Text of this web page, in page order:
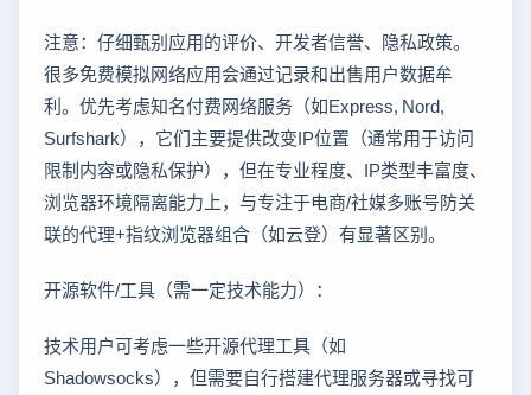
注意：仔细甄别应用的评价、开发者信誉、隐私政策。
很多免费模拟网络应用会通过记录和出售用户数据牟
利。优先考虑知名付费网络服务（如Express, Nord,
Surfshark），它们主要提供改变IP位置（通常用于访问
限制内容或隐私保护），但在专业程度、IP类型丰富度、
浏览器环境隔离能力上，与专注于电商/社媒多账号防关
联的代理+指纹浏览器组合（如云登）有显著区别。
开源软件/工具（需一定技术能力）：
技术用户可考虑一些开源代理工具（如
Shadowsocks），但需要自行搭建代理服务器或寻找可